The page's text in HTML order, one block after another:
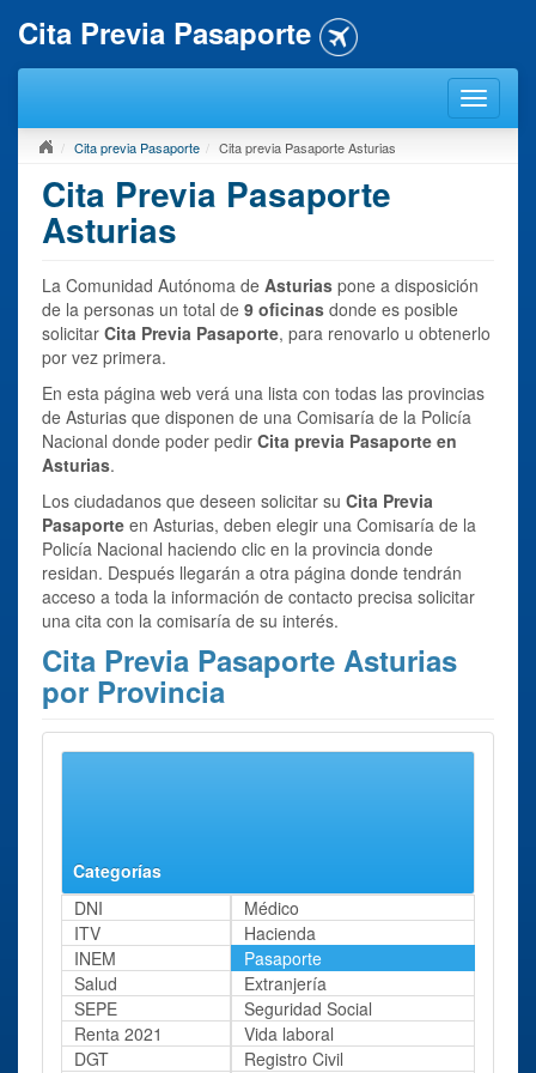
Cita Previa Pasaporte
Cita previa Pasaporte Cita previa Pasaporte Asturias
Cita Previa Pasaporte
Asturias
La Comunidad Autónoma de Asturias pone a disposición
de la personas un total de 9 oficinas donde es posible
solicitar Cita Previa Pasaporte, para renovarlo u obtenerlo
por vez primera.
En esta página web verá una lista con todas las provincias
de Asturias que disponen de una Comisaría de la Policía
Nacional donde poder pedir Cita previa Pasaporte en
Asturias.
Los ciudadanos que deseen solicitar su Cita Previa
Pasaporte en Asturias, deben elegir una Comisaría de la
Policía Nacional haciendo clic en la provincia donde
residan. Después llegarán a otra página donde tendrán
acceso a toda la información de contacto precisa solicitar
una cita con la comisaría de su interés.
Cita Previa Pasaporte Asturias
por Provincia
Categorías
DNI
Médico
ITV
Hacienda
INEM
Pasaporte
Salud
Extranjería
SEPE
Seguridad Social
Renta 2021
Vida laboral
DGT
Registro Civil